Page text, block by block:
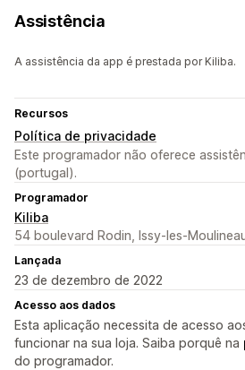
Assistência
A assistência da app é prestada por Kiliba.
Recursos
Política de privacidade
Este programador não oferece
(portugal).
Programador
Kiliba
54 boulevard Rodin, Issy-les-
Lançada
23 de dezembro de 2022
Acesso aos dados
Esta aplicação necessita de acesso
funcionar na sua loja. Saiba porquê na
do programador.